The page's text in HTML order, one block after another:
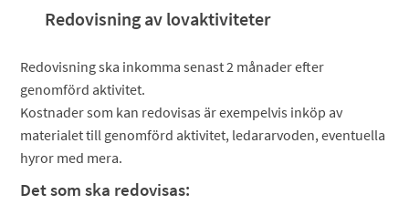
Redovisning av lovaktiviteter
Redovisning ska inkomma senast 2 månader efter
genomförd aktivitet.
Kostnader som kan redovisas är exempelvis inköp av
materialet till genomförd aktivitet, ledararvoden, eventuella
hyror med mera.
Det som ska redovisas: